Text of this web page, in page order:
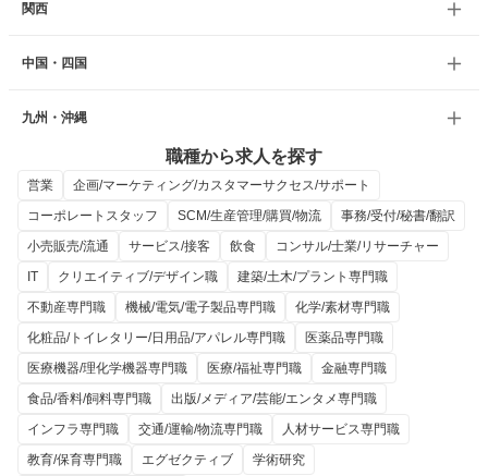
関西
中国・四国
九州・沖縄
職種から求人を探す
営業
企画/マーケティング/カスタマーサクセス/サポート
コーポレートスタッフ
SCM/生産管理/購買/物流
事務/受付/秘書/翻訳
小売販売/流通
サービス/接客 飲食
コンサル/士業/リサーチャー
IT
クリエイティブ/デザイン職
建築/土木/プラント専門職
不動産専門職
機械/電気/電子製品専門職
化学/素材専門職
化粧品/トイレタリー/日用品/アパレル専門職
医薬品専門職
医療機器/理化学機器専門職
医療/福祉専門職
金融専門職
食品/香料/飼料専門職
出版/メディア/芸能/エンタメ専門職
インフラ専門職
交通/運輸/物流専門職
人材サービス専門職
教育/保育専門職
エグゼクティブ
学術研究